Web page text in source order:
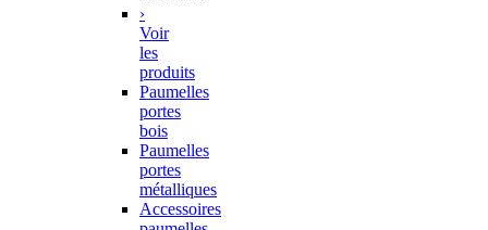
›
Voir
les
produits
Paumelles
portes
bois
Paumelles
portes
métalliques
Accessoires